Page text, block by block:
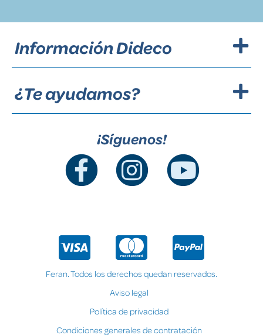
Información Dideco
¿Te ayudamos?
¡Síguenos!
Feran. Todos los derechos quedan reservados.
Aviso legal
Política de privacidad
Condiciones generales de contratación